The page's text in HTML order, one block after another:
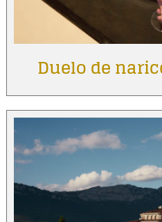
Duelo de